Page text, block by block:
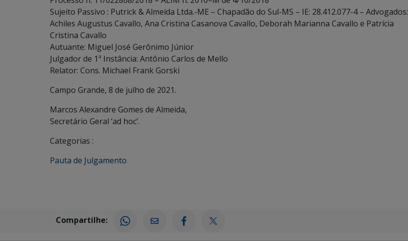
Sujeito Passivo : Putrick & Almeida Ltda.-ME – Chapadão do Sul-MS – IE: 28.412.077-4 – Advogados:
Achiles Augustus Cavallo, Ana Cristina Casanova Cavallo, Deborah Marianna Cavallo e Patrícia
Cristina Cavallo
Autuante: Miguel José Gerônimo Júnior
Julgador de 1ª Instância: Antônio Carlos de Mello
Relator: Cons. Michael Frank Gorski
Campo Grande, 8 de julho de 2021.
Marcos Alexandre Gomes de Almeida,
Secretário Geral ‘ad hoc’.
Categorias :
Pauta de Julgamento
Compartilhe: